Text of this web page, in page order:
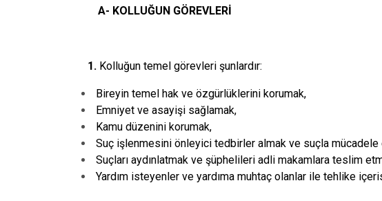
A- KOLLUĞUN GÖREVLERİ
1. Kolluğun temel görevleri şunlardır:
Bireyin temel hak ve özgürlüklerini korumak,
Emniyet ve asayişi sağlamak,
Kamu düzenini korumak,
Suç işlenmesini önleyici tedbirler almak ve suçla mücadele
Suçları aydınlatmak ve şüphelileri adli makamlara teslim
Yardım isteyenler ve yardıma muhtaç olanlar ile tehlike